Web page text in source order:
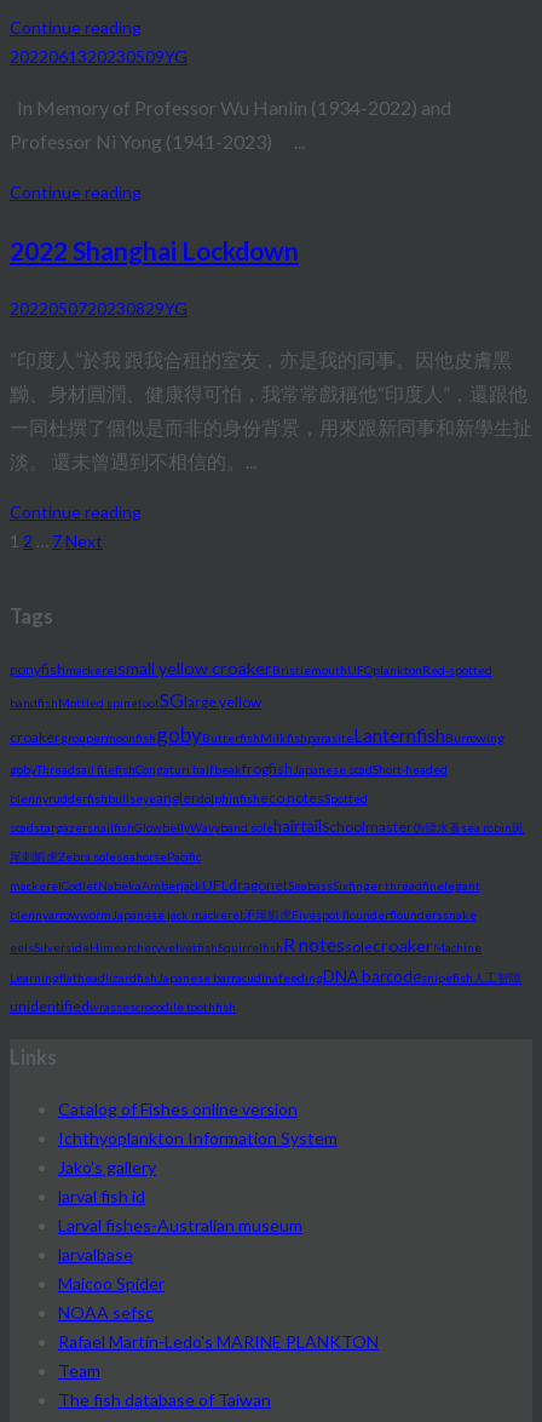
Continue reading
2022061320230509YG
In Memory of Professor Wu Hanlin (1934-2022) and
Professor Ni Yong (1941-2023) ...
Continue reading
2022 Shanghai Lockdown
2022050720230829YG
“印度人”於我 跟我合租的室友，亦是我的同事。因他皮膚黑
黝、身材圓潤、健康得可怕，我常常戲稱他“印度人”，還跟他
一同杜撰了個似是而非的身份背景，用來跟新同事和新學生扯
淡。 還未曾遇到不相信的。...
Continue reading
Posts
1 2 … 7Next
Tags
ponyfishmackerelsmall yellow croakerBristlemouthUFOplanktonRed-spotted
bandfishMottled spinefootSGlarge yellow
croakergroupermoonfishgobyButterfishMilkfishparasiteLanternfishBurrowing
gobyThreadsail filefishCongaturi halfbeakfrogfish Japanese scadShort-headed
blennyrudderfishbullseyeanglerdolphinfisheco notesSpotted
scadstargazersnailfishGlowbellyWavyband solehairtailSchoolmaster伪镖水蚤sea robin斑
尾刺鰕虎Zebra soleseahorsePacific
mackerelCodletNabekaAmberjackUFL dragonetSeabassSixfinger threadfinelegant
blennyarrowworm Japanese jack mackerel矛尾鰕虎Fivespot flounderflounderssnake
eelsSilversideHimearcheryvelvetfishSquirrelfishR notessolecroakerMachine
Learningflatheadlizardfish Japanese barracudinafeedingDNA barcodesnipefish 人工智障
unidentifiedwrassescrocodile toothfish
Links
Catalog of Fishes online version
Ichthyoplankton Information System
Jako's gallery
larval fish id
Larval fishes-Australian museum
larvalbase
Maicoo Spider
NOAA sefsc
Rafael Martín-Ledo's MARINE PLANKTON
Team
The fish database of Taiwan